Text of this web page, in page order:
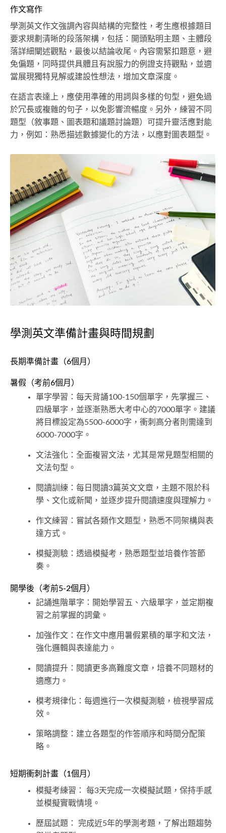
作文寫作
學測英文作文強調內容與結構的完整性，考生應根據題目
要求規劃清晰的段落架構，包括：開頭點明主題、主體段
落詳細闡述觀點，最後以結論收尾。內容需緊扣題意，避
免偏題，同時提供具體且有說服力的例證支持觀點，並適
當展現獨特見解或建設性想法，增加文章深度。
在語言表達上，應使用準確的用詞與多樣的句型，避免過
於冗長或複雜的句子，以免影響流暢度。另外，練習不同
題型（敘事題、圖表題和議題討論題）可提升靈活應對能
力，例如：熟悉描述數據變化的方法，以應對圖表題型。
學測英文準備計畫與時間規劃
長期準備計畫（6個月）
暑假（考前6個月）
單字學習：每天背誦100-150個單字，先掌握三、
四級單字，並逐漸熟悉大考中心的7000單字。建議
將目標設定為5500-6000字，衝刺高分者則需達到
6000-7000字。
文法強化：全面複習文法，尤其是常見題型相關的
文法句型。
閱讀訓練：每日閱讀3篇英文文章，主題不限於科
學、文化或新聞，並逐步提升閱讀速度與理解力。
作文練習：嘗試各類作文題型，熟悉不同架構與表
達方式。
模擬測驗：透過模擬考，熟悉題型並培養作答節
奏。
開學後（考前5-2個月）
記誦進階單字：開始學習五、六級單字，並定期複
習之前掌握的詞彙。
加強作文：在作文中應用暑假累積的單字和文法，
強化邏輯與表達能力。
閱讀提升：閱讀更多高難度文章，培養不同題材的
適應力。
模考規律化：每週進行一次模擬測驗，檢視學習成
效。
策略調整：建立各題型的作答順序和時間分配策
略。
短期衝刺計畫（1個月）
模擬考練習： 每3天完成一次模擬試題，保持手感
並模擬實戰情境。
歷屆試題： 完成近5年的學測考題，了解出題趨勢